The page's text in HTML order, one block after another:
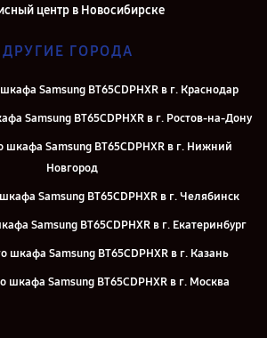
центр в Новосибирске
ДРУГИЕ ГОРОДА
Samsung BT65CDPHXR в г. Краснодар
Samsung BT65CDPHXR в г. Ростов-на-Дону
шкафа Samsung BT65CDPHXR в г. Нижний
Новгород
Samsung BT65CDPHXR в г. Челябинск
Samsung BT65CDPHXR в г. Екатеринбург
шкафа Samsung BT65CDPHXR в г. Казань
шкафа Samsung BT65CDPHXR в г. Москва